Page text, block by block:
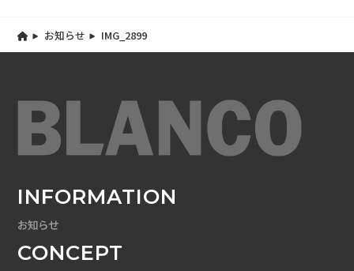
お知らせ IMG_2899
INFORMATION
お知らせ
CONCEPT